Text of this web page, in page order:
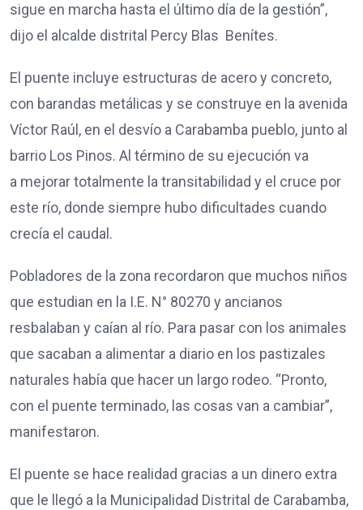
sigue en marcha hasta el último día de la gestión”,
dijo el alcalde distrital Percy Blas Benítes.
El puente incluye estructuras de acero y concreto,
con barandas metálicas y se construye en la avenida
Víctor Raúl, en el desvío a Carabamba pueblo, junto al
barrio Los Pinos. Al término de su ejecución va
a mejorar totalmente la transitabilidad y el cruce por
este río, donde siempre hubo dificultades cuando
crecía el caudal.
Pobladores de la zona recordaron que muchos niños
que estudian en la I.E. N° 80270 y ancianos
resbalaban y caían al río. Para pasar con los animales
que sacaban a alimentar a diario en los pastizales
naturales había que hacer un largo rodeo. “Pronto,
con el puente terminado, las cosas van a cambiar”,
manifestaron.
El puente se hace realidad gracias a un dinero extra
que le llegó a la Municipalidad Distrital de Carabamba,